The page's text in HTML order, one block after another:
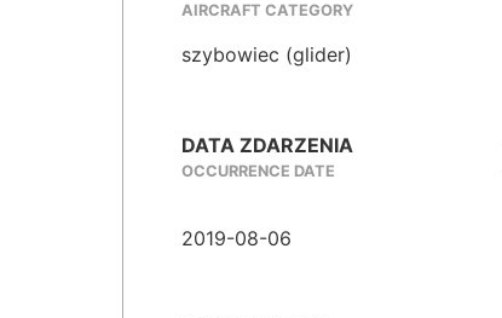
AIRCRAFT CATEGORY
szybowiec (glider)
DATA ZDARZENIA
OCCURRENCE DATE
2019-08-06